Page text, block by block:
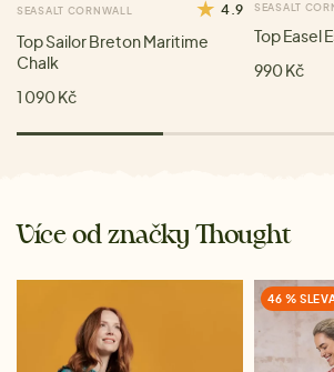
SEASALT CORNWALL 4.9
Top Sailor Breton Maritime
Chalk
1 090 Kč
SEASALT
Top Easel
990 Kč
Více od značky Thought
46 %